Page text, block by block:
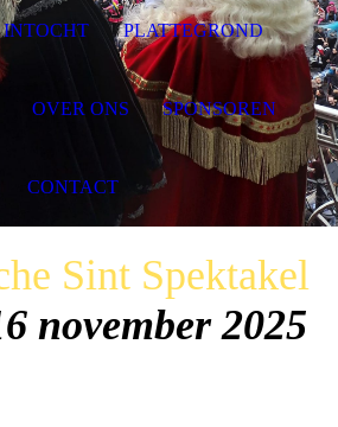
Sint Spektakel
november 2025
INTOCHT PLATTEGROND
OVER ONS SPONSOREN
CONTACT